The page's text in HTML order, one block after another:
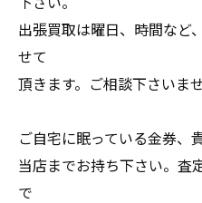
出張買取は曜日、時間など
せて
頂きます。ご相談下さいませ
ご自宅に眠っている金券、
当店までお持ち下さい。査
で